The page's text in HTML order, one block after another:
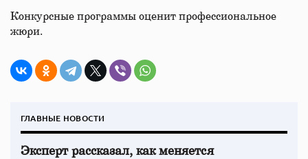
Конкурсные программы оценит профессиональное
жюри.
ГЛАВНЫЕ НОВОСТИ
Эксперт рассказал, как меняется